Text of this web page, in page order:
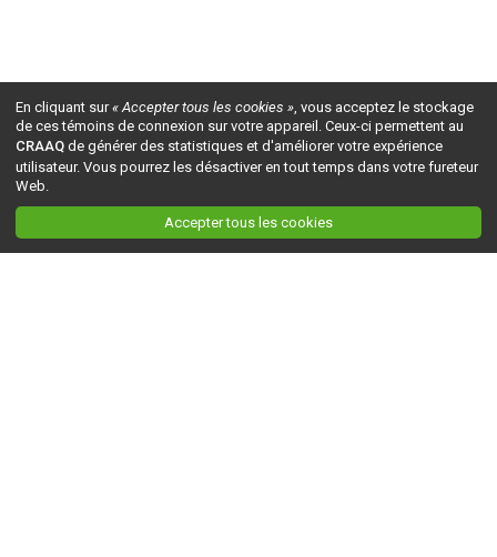
En cliquant sur« Accepter tous les cookies », vous acceptez le stockage
de ces témoins de connexion sur votre appareil. Ceux-ci permettent au
CRAAQ de générer des statistiques et d'améliorer votre expérience
utilisateur. Vous pourrez les désactiver en tout temps dans votre fureteur
Web.
Accepter tous les cookies